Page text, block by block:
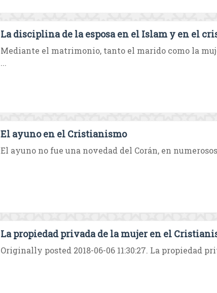
La disciplina de la esposa en el Islam y en el
Mediante el matrimonio, tanto el marido como la
...
El ayuno en el Cristianismo
El ayuno no fue una novedad del Corán, en
La propiedad privada de la mujer en el
Originally posted 2018-06-06 11:30:27. La propiedad